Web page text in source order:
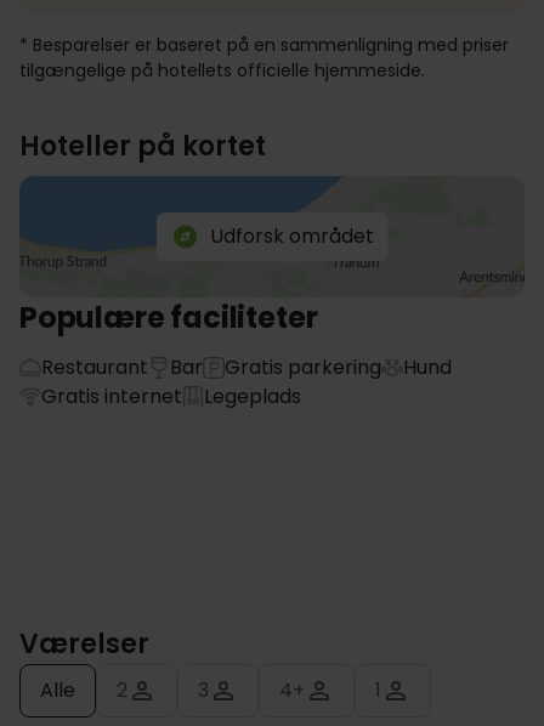
* Besparelser er baseret på en sammenligning med priser
tilgængelige på hotellets officielle hjemmeside.
Hoteller på kortet
Udforsk området
Populære faciliteter
Restaurant Bar Gratis parkering
Hund
Gratis internet
Legeplads
Værelser
Alle 2 3 4+ 1